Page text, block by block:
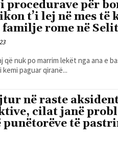
procedurave për
t’i lej në mes të
rome në
që nuk po marrim lekët nga ana e
paguar qiranë...
në raste
cilat janë
punëtorëve të